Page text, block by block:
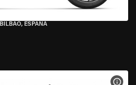
BILBAO, ESPAÑA
VER